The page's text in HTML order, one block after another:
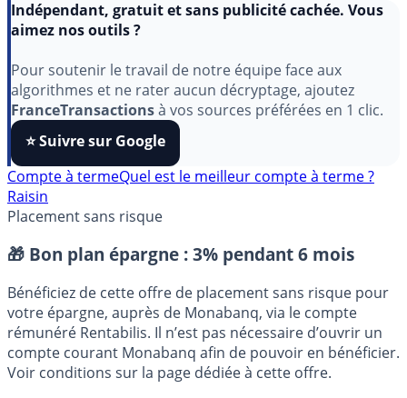
aimez nos outils ?
Pour soutenir le travail de notre équipe face aux
algorithmes et ne rater aucun décryptage, ajoutez
FranceTransactionsà vos sources préférées en 1 clic.
⭐️ Suivre sur Google
Compte à terme Quel est le meilleur compte à terme ?
Placement sans risque
🎁 Bon plan épargne : 3% pendant 6 mois
Bénéficiez de cette offre de placement sans risque pour
votre épargne, auprès de Monabanq, via le compte
rémunéré Rentabilis. Il n’est pas nécessaire d’ouvrir un